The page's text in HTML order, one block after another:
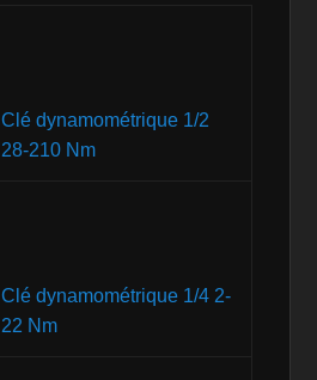
Clé dynamométrique 1/2
28-210 Nm
Clé dynamométrique 1/4 2-
22 Nm